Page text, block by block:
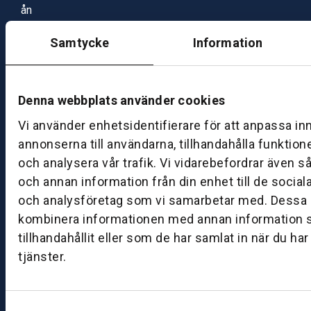
Samtycke Information
Denna webbplats använder cookies
Vi använder enhetsidentifierare för att anpassa
annonserna till användarna, tillhandahålla
och analysera vår trafik. Vi vidarebefordrar även
och annan information från din enhet till de
och analysföretag som vi samarbetar med. Dessa
kombinera informationen med annan information
tillhandahållit eller som de har samlat in när du
tjänster.
ån
fr
d
a
g:
0
0
–
1
0